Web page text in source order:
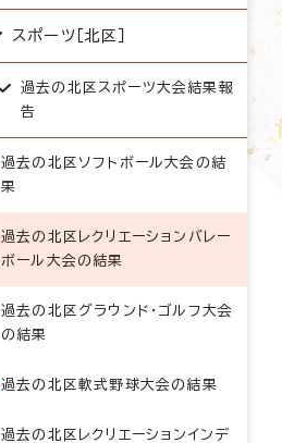
スポーツ［北区］
過去の北区スポーツ大会結果報
告
過去の北区ソフトボール大会の結
果
過去の北区レクリエーションバレー
ボール大会の結果
過去の北区グラウンド・ゴルフ大会
の結果
過去の北区軟式野球大会の結果
過去の北区レクリエーションインデ